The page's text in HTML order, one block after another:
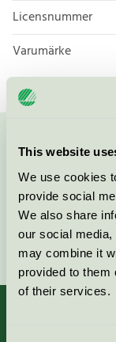
This website
We use cookies
provide social
We also share
our social
may combine it
provided to them
of their services.
Licensnummer
Varumärke
Kontakta oss på
Fortsätt